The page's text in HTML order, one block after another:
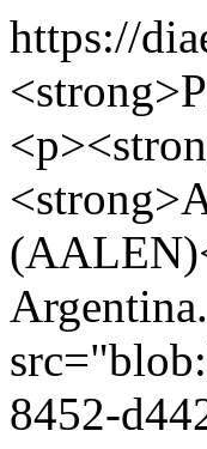
https://